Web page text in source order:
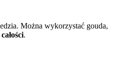
Można wykorzystać gouda,
.